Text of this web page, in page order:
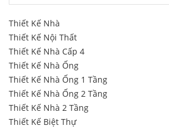
Thiết Kế Nhà
Thiết Kế Nội Thất
Thiết Kế Nhà Cấp 4
Thiết Kế Nhà Ống
Thiết Kế Nhà Ống 1 Tầng
Thiết Kế Nhà Ống 2 Tầng
Thiết Kế Nhà 2 Tầng
Thiết Kế Biệt Thự